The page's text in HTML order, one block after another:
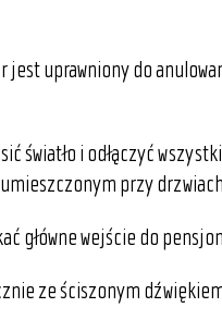
uprawniony do
światło i odłączyć
przy
główne wejście do
ze ściszonym